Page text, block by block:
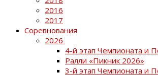
2016
2017
Соревнования
2026
4-й этап Чемпионата и
Ралли «Пикник 2026»
3-й этап Чемпионата и